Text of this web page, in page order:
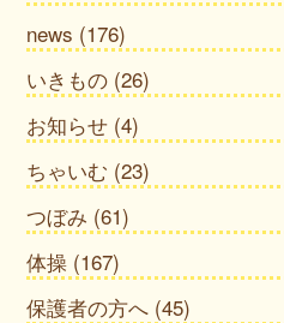
news (176)
いきもの (26)
お知らせ (4)
ちゃいむ (23)
つぼみ (61)
体操 (167)
保護者の方へ (45)